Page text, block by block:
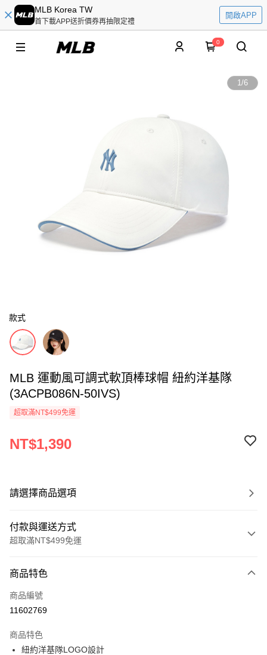
MLB Korea TW
首下載APP送折價券再抽限定禮
開啟APP
0
1/6
款式
MLB 運動風可調式軟頂棒球帽 紐約洋基隊
(3ACPB086N-50IVS)
超取滿NT$499免運
NT$1,390
請選擇商品選項
付款與運送方式
超取滿NT$499免運
信用卡一次付款
超商取貨付款
Apple Pay
商品特色
商品編號
11602769
商品特色
紐約洋基隊LOGO設計